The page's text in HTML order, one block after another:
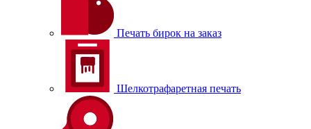
Печать бирок на заказ
Шелкотрафаретная печать